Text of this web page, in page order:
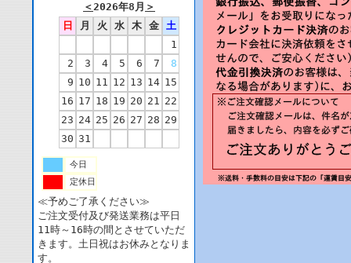
＜2026年8月 ＞
日
月 火 水 木 金
土
1
2
3 4 5 6 7
8
9 10 11 12 13 14 15
16 17 18 19 20 21 22
23 24 25 26 27 28 29
30 31
今日
定休日
≪予めご了承ください≫
ご注文受付及び発送業務は平日
11時～16時の間とさせていただ
きます。土日祝はお休みとなりま
す。